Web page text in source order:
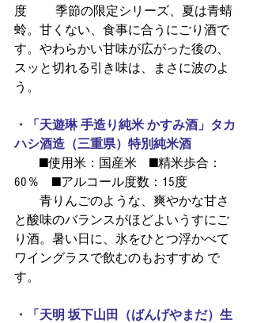
度   季節の限定シリーズ、夏は青蜻
蛉。甘くない、食事に合うにごり酒で
す。やわらかい甘味が広がった後の、
スッと切れる引き味は、まさに波のよ
う。
・「天遊琳 手造り純米 かすみ酒」タカ
ハシ酒造（三重県）特別純米酒
■使用米：国産米 ■精米歩合：
60％ ■アルコール度数：15度
青りんごのような、爽やかな甘さ
と酸味のバランスがほどよいうすにご
り酒。暑い日に、氷をひとつ浮かべて
ワイングラスで飲むのもおすすめ で
す。
・「天明 坂下山田（ばんげやまだ）生